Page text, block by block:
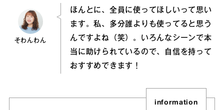
そわんわん
ほんとに、全員に使ってほしいって思い
ます。私、多分誰よりも使ってると思う
んですよね（笑）。いろんなシーンで本
当に助けられているので、自信を持って
おすすめできます！
information